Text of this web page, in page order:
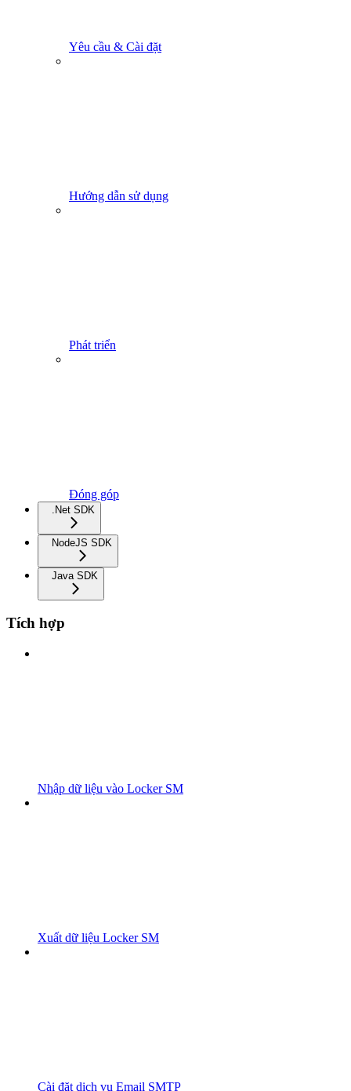
Yêu cầu & Cài đặt
Hướng dẫn sử dụng
Phát triển
Đóng góp
.Net SDK
NodeJS SDK
Java SDK
Tích hợp
Nhập dữ liệu vào Locker SM
Xuất dữ liệu Locker SM
Cài đặt dịch vụ Email SMTP